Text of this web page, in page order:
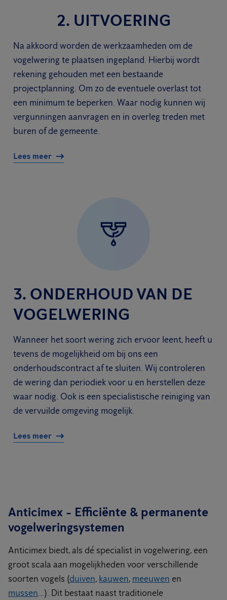
2. UITVOERING
Na akkoord worden de werkzaamheden om de
vogelwering te plaatsen ingepland. Hierbij wordt
rekening gehouden met een bestaande
projectplanning. Om zo de eventuele overlast tot
een minimum te beperken. Waar nodig kunnen wij
vergunningen aanvragen en in overleg treden met
buren of de gemeente.
Lees meer
3. ONDERHOUD VAN DE
VOGELWERING
Wanneer het soort wering zich ervoor leent, heeft u
tevens de mogelijkheid om bij ons een
onderhoudscontract af te sluiten. Wij controleren
de wering dan periodiek voor u en herstellen deze
waar nodig. Ook is een specialistische reiniging van
de vervuilde omgeving mogelijk.
Lees meer
Anticimex - Efficiënte & permanente
vogelweringsystemen
Anticimex biedt, als dé specialist in vogelwering, een
groot scala aan mogelijkheden voor verschillende
soorten vogels (duiven, kauwen, meeuwen en
mussen...). Dit bestaat naast traditionele